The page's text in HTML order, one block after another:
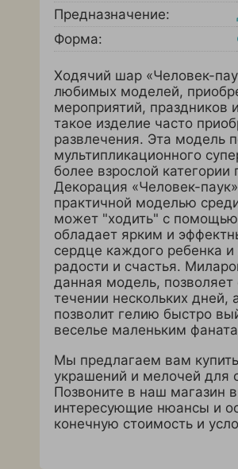
Предназначение:
Форма:
Ходячий шар «Человек-
любимых моделей,
мероприятий, праздников
такое изделие часто
развлечения. Эта модель
мультипликационного
более взрослой
Декорация «Человек-
практичной моделью
может "ходить" с
обладает ярким и
сердце каждого ребенка
радости и счастья.
данная модель,
течении нескольких дней,
позволит гелию быстро
веселье маленьким
Мы предлагаем вам
украшений и мелочей для
Позвоните в наш магазин
интересующие нюансы и
конечную стоимость и